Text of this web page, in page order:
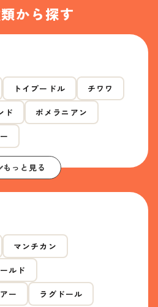
から探す
トイプードル チワワ
ド ポメラニアン
もっと見る
マンチカン
ルド
ー ラグドール